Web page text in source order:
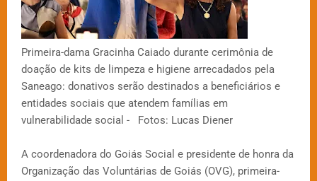
Primeira-dama Gracinha Caiado durante cerimônia de
doação de kits de limpeza e higiene arrecadados pela
Saneago: donativos serão destinados a beneficiários e
entidades sociais que atendem famílias em
vulnerabilidade social - Fotos: Lucas Diener
A coordenadora do Goiás Social e presidente de honra da
Organização das Voluntárias de Goiás (OVG), primeira-